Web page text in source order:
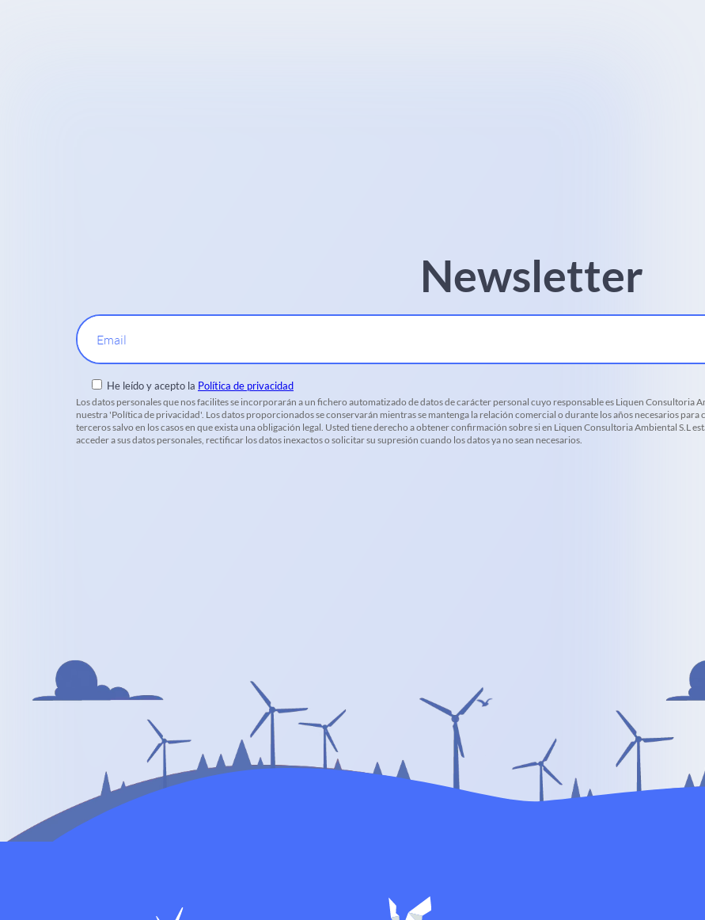
Newsletter
Email
He leído y acepto la Política de privacidad
Los datos personales que nos facilites se incorporarán a un fichero automatizado de datos de carácter personal cuyo responsable es Liquen Consultoria
nuestra 'Política de privacidad'. Los datos proporcionados se conservarán mientras se mantenga la relación comercial o durante los años necesarios para
terceros salvo en los casos en que exista una obligación legal. Usted tiene derecho a obtener confirmación sobre si en Liquen Consultoria Ambiental S.L
acceder a sus datos personales, rectificar los datos inexactos o solicitar su supresión cuando los datos ya no sean necesarios.